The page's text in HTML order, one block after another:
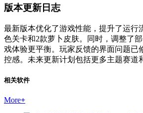
版本更新日志
最新版本优化了游戏性能，提升了运行
色关卡和2款萝卜皮肤。同时，调整了
戏体验更平衡。玩家反馈的界面问题已
控感。未来更新计划包括更多主题赛道
相关软件
More+